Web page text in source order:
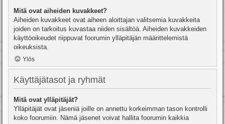
Mitä ovat aiheiden kuvakkeet?
Aiheiden kuvakkeet ovat aiheen aloittajan valitsemia kuvakkeita
joiden on tarkoitus kuvastaa niiden sisältöä. Aiheiden kuvakkeiden
käyttöoikeudet riippuvat foorumin ylläpitäjän määrittelemistä
oikeuksista.
Ylös
Käyttäjätasot ja ryhmät
Mitä ovat ylläpitäjät?
Ylläpitäjät ovat jäseniä joille on annettu korkeimman tason kontrolli
koko foorumiin. Nämä jäsenet voivat hallita foorumin kaikkia